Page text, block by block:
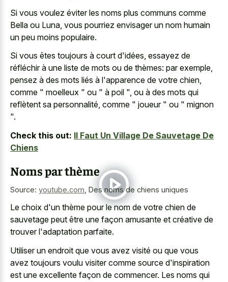
Si vous voulez éviter les noms plus communs comme
Bella ou Luna, vous pourriez envisager un nom humain
un peu moins populaire.
Si vous êtes toujours à court d'idées, essayez de
réfléchir à une liste de mots ou de thèmes: par exemple,
pensez à des mots liés à l'apparence de votre chien,
comme " moelleux " ou " à poil ", ou à des mots qui
reflètent sa personnalité, comme " joueur " ou " mignon
".
Check this out: Il Faut Un Village De Sauvetage De
Chiens
Noms par thème
Source: youtube.com Des noms de chiens uniques
Le choix d'un thème pour le nom de votre chien de
sauvetage peut être une façon amusante et créative de
trouver l'adaptation parfaite.
Utiliser un endroit que vous avez visité ou que vous
avez toujours voulu visiter comme source d'inspiration
est une excellente façon de commencer. Les noms qui